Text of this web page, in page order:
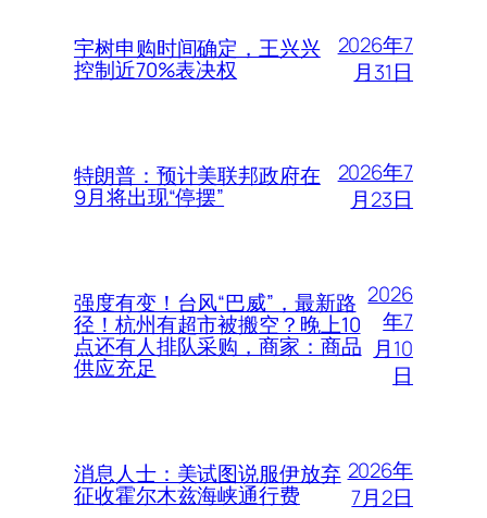
宇树申购时间确定，王兴兴
控制近70%表决权
2026年7
月31日
特朗普：预计美联邦政府在
9月将出现“停摆”
2026年7
月23日
强度有变！台风“巴威”，最新路
径！杭州有超市被搬空？晚上10
点还有人排队采购，商家：商品
供应充足
2026
年7
月10
日
消息人士：美试图说服伊放弃
征收霍尔木兹海峡通行费
2026年
7月2日